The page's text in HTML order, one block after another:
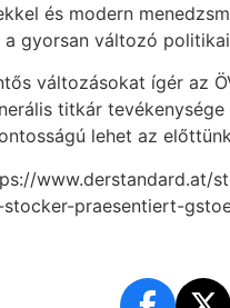
és modern
gyorsan változó
változásokat ígér az
titkár
lehet az
praesentiert-